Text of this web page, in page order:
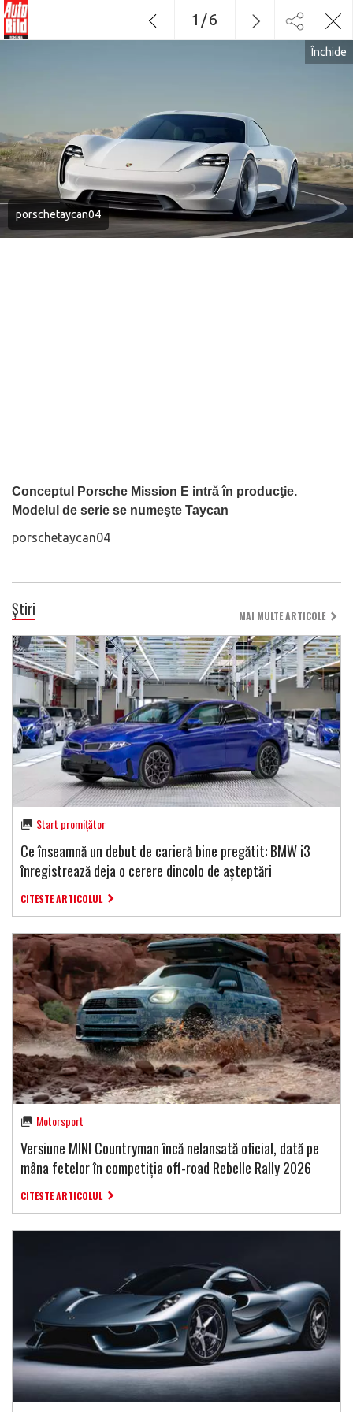
porschetaycan04
Conceptul Porsche Mission E intră în producţie.
Modelul de serie se numeşte Taycan
porschetaycan04
Închide
1 /6
Știri MAI MULTE ARTICOLE
Start promițător
Ce înseamnă un debut de carieră bine pregătit: BMW i3
înregistrează deja o cerere dincolo de așteptări
CITESTE ARTICOLUL
Motorsport
Versiune MINI Countryman încă nelansată oficial, dată pe
mâna fetelor în competiția off-road Rebelle Rally 2026
CITESTE ARTICOLUL